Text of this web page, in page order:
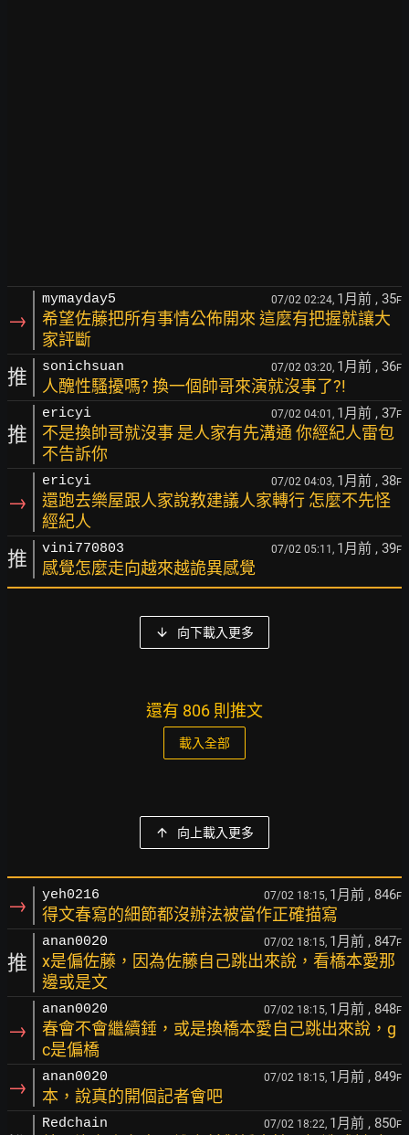
→
mymayday5 07/02 02:24, 1月前 , 35F
希望佐藤把所有事情公佈開來 這麼有把握就讓大
家評斷
推 sonichsuan 07/02 03:20, 1月前 , 36F
人醜性騷擾嗎? 換一個帥哥來演就沒事了?!
推
ericyi 07/02 04:01, 1月前 , 37F
不是換帥哥就沒事 是人家有先溝通 你經紀人雷包
不告訴你
→
ericyi 07/02 04:03, 1月前 , 38F
還跑去樂屋跟人家說教建議人家轉行 怎麼不先怪
經紀人
推 vini770803 07/02 05:11, 1月前 , 39F
感覺怎麼走向越來越詭異感覺
向下載入更多
還有 806 則推文
載入全部
向上載入更多
→ yeh0216 07/02 18:15, 1月前 , 846F
得文春寫的細節都沒辦法被當作正確描寫
推
anan0020 07/02 18:15, 1月前 , 847F
x是偏佐藤，因為佐藤自己跳出來說，看橋本愛那
邊或是文
→
anan0020 07/02 18:15, 1月前 , 848F
春會不會繼續錘，或是換橋本愛自己跳出來說，g
c是偏橋
→ anan0020 07/02 18:15, 1月前 , 849F
本，說真的開個記者會吧
Redchain 07/02 18:22, 1月前 , 850F